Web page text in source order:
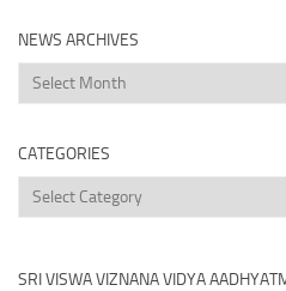
NEWS ARCHIVES
News
Archives
CATEGORIES
Categories
SRI VISWA VIZNANA VIDYA